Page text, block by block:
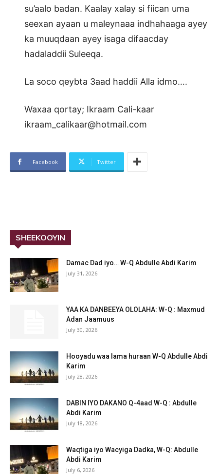
su’aalo badan. Kaalay xalay si fiican uma
seexan ayaan u maleynaaa indhahaaga ayey
ka muuqdaan ayey isaga difaacday
hadaladdii Suleeqa.
La soco qeybta 3aad haddii Alla idmo….
Waxaa qortay; Ikraam Cali-kaar
ikraam_calikaar@hotmail.com
Facebook Twitter
SHEEKOOYIN
Damac Dad iyo… W-Q Abdulle Abdi Karim
July 31, 2026
YAA KA DANBEEYA OLOLAHA: W-Q : Maxmud
Adan Jaamuus
July 30, 2026
Hooyadu waa lama huraan W-Q Abdulle Abdi
Karim
July 28, 2026
DABIN IYO DAKANO Q-4aad W-Q : Abdulle
Abdi Karim
July 18, 2026
Waqtiga iyo Wacyiga Dadka, W-Q: Abdulle
Abdi Karim
July 6, 2026